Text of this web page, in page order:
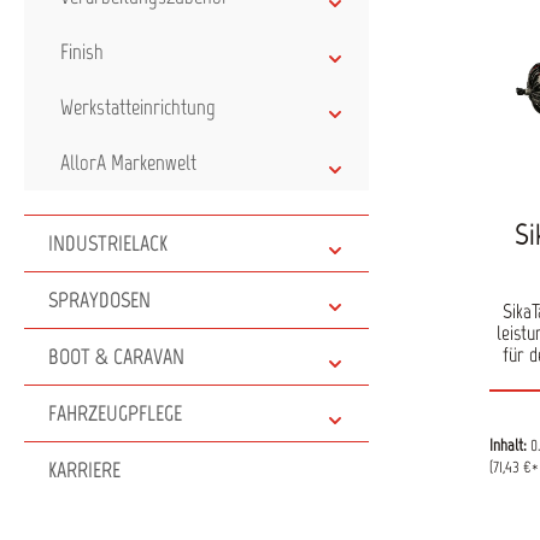
Finish
Werkstatteinrichtung
AllorA Markenwelt
INDUSTRIELACK
SPRAYDOSEN
BOOT & CARAVAN
FAHRZEUGPFLEGE
KARRIERE
für
Inhalt:
(71,43